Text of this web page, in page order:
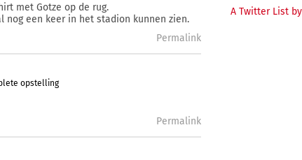
met Gotze op de rug.
een keer in het stadion kunnen zien.
Permalink
opstelling
Permalink
A Twitter List